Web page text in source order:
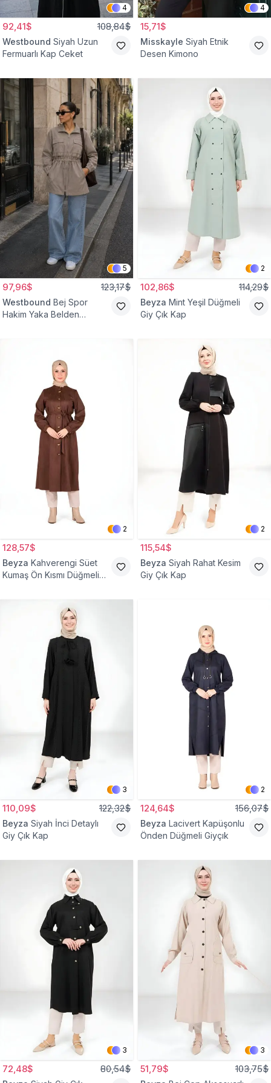
4
92,41$ 108,84$
Westbound Siyah Uzun
Fermuarlı Kap Ceket
4
15,71$
Misskayle Siyah Etnik
Desen Kimono
5
97,96$ 123,17$
Westbound Bej Spor
Hakim Yaka Belden
2
102,86$ 114,29$
Beyza Mint Yeşil Düğmeli
Giy Çık Kap
2
128,57$
Beyza Kahverengi Süet
Kumaş Ön Kısmı Düğmeli
2
115,54$
Beyza Siyah Rahat Kesim
Giy Çık Kap
3
110,09$ 122,32$
Beyza Siyah İnci Detaylı
Giy Çık Kap
2
124,64$ 156,07$
Beyza Lacivert Kapüşonlu
Önden Düğmeli Giyçık
3
72,48$ 80,54$
3
51,79$ 103,75$